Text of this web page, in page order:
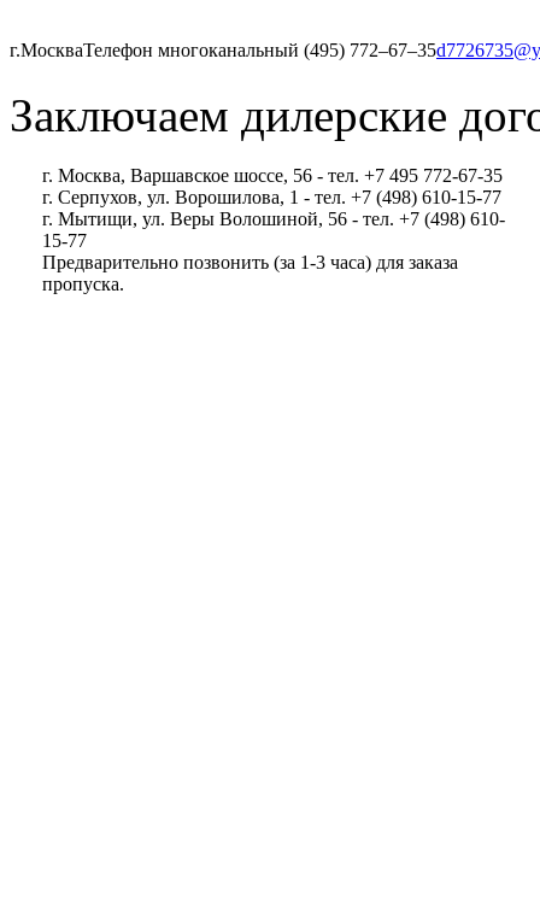
г.МоскваТелефон многоканальный (495) 772‒67‒35
Заключаем дилерские
г. Москва, Варшавское шоссе, 56 - тел. +7 495 772-67-35
г. Серпухов, ул. Ворошилова, 1 - тел. +7 (498) 610-15-77
г. Мытищи, ул. Веры Волошиной, 56 - тел. +7 (498) 610-
15-77
Предварительно позвонить (за 1-3 часа) для заказа
пропуска.